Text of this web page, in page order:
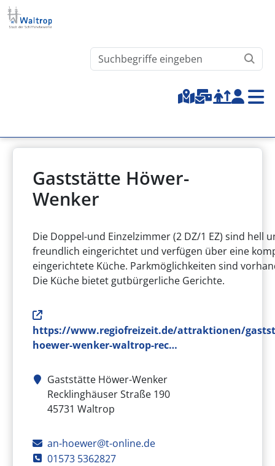
Direkt zum Inhalt
Waltrop.de durchsuchen
Top-Menu
Gaststätte Höwer-
Wenker
Die Doppel-und Einzelzimmer (2 DZ/1 EZ) sind hell
freundlich eingerichtet und verfügen über eine
eingerichtete Küche. Parkmöglichkeiten sind
Die Küche bietet gutbürgerliche Gerichte.
Webseite
https://www.regiofreizeit.de/attraktionen/
hoewer-wenker-waltrop-rec…
Gaststätte Höwer-Wenker
Adresse
Recklinghäuser Straße 190
45731 Waltrop
E-Mailan-hoewer@t-online.de
Telefon
01573 5362827